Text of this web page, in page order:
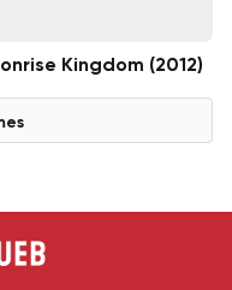
Kingdom (2012)